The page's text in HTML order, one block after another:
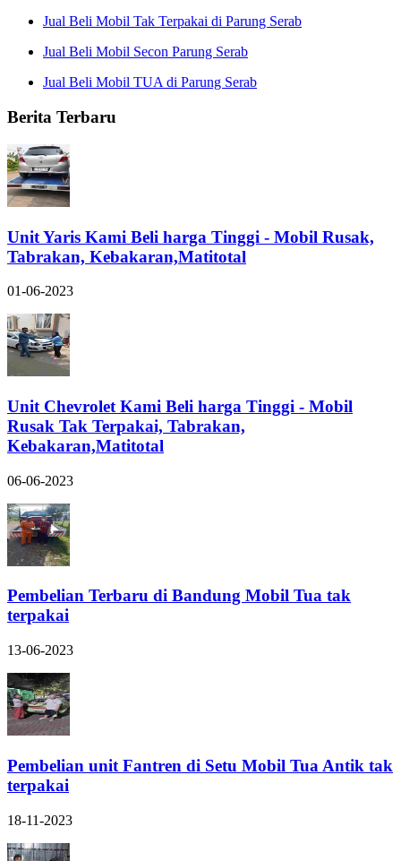
Jual Beli Mobil Tak Terpakai di Parung Serab
Jual Beli Mobil Secon Parung Serab
Jual Beli Mobil TUA di Parung Serab
Berita Terbaru
Unit Yaris Kami Beli harga Tinggi - Mobil Rusak,
Tabrakan, Kebakaran,Matitotal
01-06-2023
Unit Chevrolet Kami Beli harga Tinggi - Mobil
Rusak Tak Terpakai, Tabrakan,
Kebakaran,Matitotal
06-06-2023
Pembelian Terbaru di Bandung Mobil Tua tak
terpakai
13-06-2023
Pembelian unit Fantren di Setu Mobil Tua Antik tak
terpakai
18-11-2023